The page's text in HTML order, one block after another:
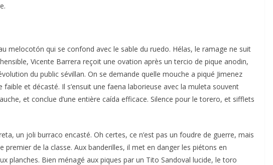
melocotón qui se confond avec le sable du ruedo. Hélas, le ramage ne suit
Vicente Barrera reçoit une ovation après un tercio de pique anodin,
du public sévillan. On se demande quelle mouche a piqué Jimenez
et décasté. Il s’ensuit une faena laborieuse avec la muleta souvent
et conclue d’une entière caída efficace. Silence pour le torero, et sifflets
un joli burraco encasté. Oh certes, ce n’est pas un foudre de guerre, mais
de la classe. Aux banderilles, il met en danger les piétons en
planches. Bien ménagé aux piques par un Tito Sandoval lucide, le toro